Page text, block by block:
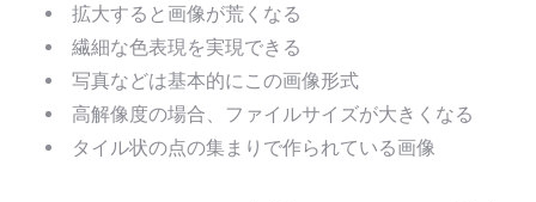
拡大すると画像が荒くなる
繊細な色表現を実現できる
写真などは基本的にこの画像形式
高解像度の場合、ファイルサイズが大きくなる
タイル状の点の集まりで作られている画像